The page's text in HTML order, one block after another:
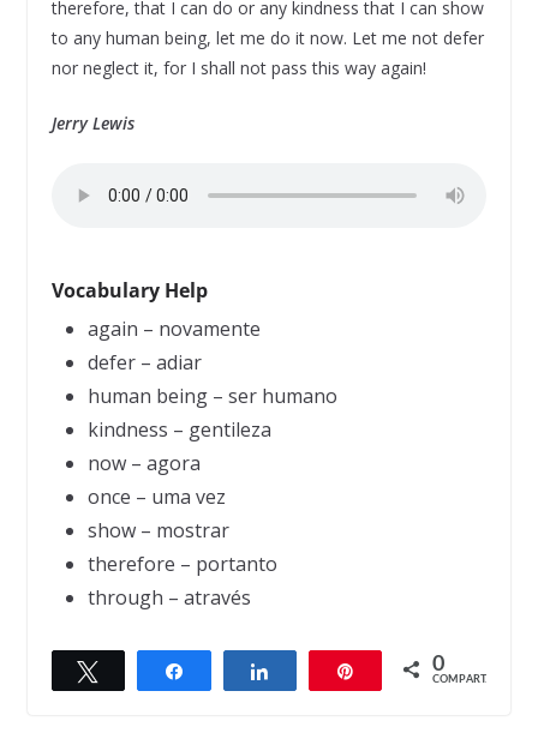
therefore, that I can do or any kindness that I can show
to any human being, let me do it now. Let me not defer
nor neglect it, for I shall not pass this way again!
Jerry Lewis
Vocabulary Help
again – novamente
defer – adiar
human being – ser humano
kindness – gentileza
now – agora
once – uma vez
show – mostrar
therefore – portanto
through – através
Compartilhar Compartilhar 0
COMPART.
← Previous
Next →